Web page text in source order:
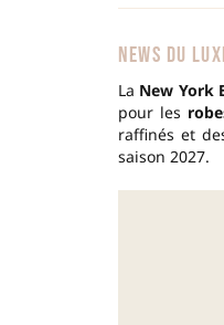
NEWS DU
La New York
pour les
raffinés et
saison 2027.